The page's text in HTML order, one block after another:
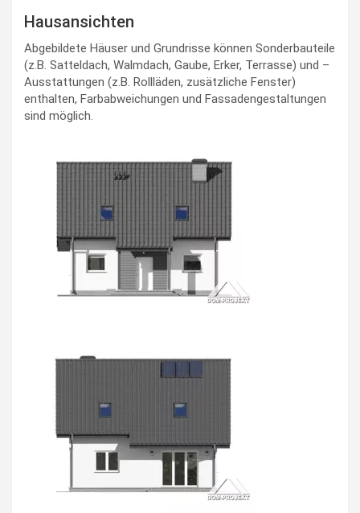
Hausansichten
Abgebildete Häuser und Grundrisse können Sonderbauteile
(z.B. Satteldach, Walmdach, Gaube, Erker, Terrasse) und –
Ausstattungen (z.B. Rollläden, zusätzliche Fenster)
enthalten, Farbabweichungen und Fassadengestaltungen
sind möglich.